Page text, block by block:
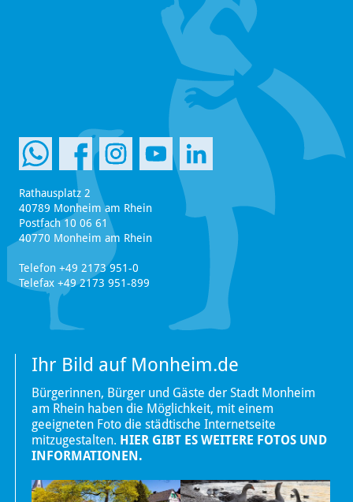
Rathausplatz 2
40789 Monheim am Rhein
Postfach 10 06 61
40770 Monheim am Rhein
Telefon +49 2173 951-0
Telefax +49 2173 951-899
Ihr Bild auf Monheim.de
Bürgerinnen, Bürger und Gäste der Stadt Monheim
am Rhein haben die Möglichkeit, mit einem
geeigneten Foto die städtische Internetseite
mitzugestalten. HIER GIBT ES WEITERE FOTOS UND
INFORMATIONEN.